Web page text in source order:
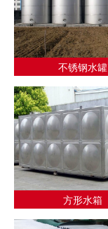
不锈钢水罐
方形水箱